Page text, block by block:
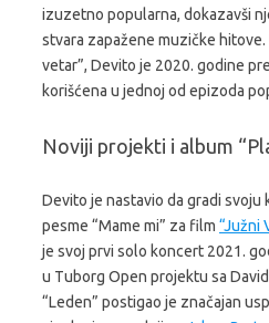
izuzetno popularna, dokazavši
stvara zapažene muzičke hitove.
vetar”, Devito je 2020. godine
korišćena u jednoj od epizoda
Noviji projekti i album
Devito je nastavio da gradi svoju
pesme “Mame mi” za film “Južni
je svoj prvi solo koncert 2021.
u Tuborg Open projektu sa
“Leden” postigao je značajan